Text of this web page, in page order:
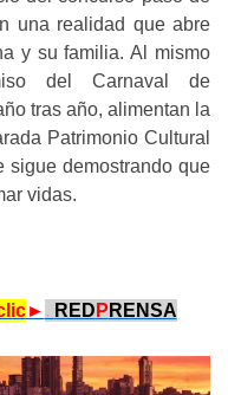
una realidad que abre
y su familia. Al mismo
del Carnaval de
tras año, alimentan la
Patrimonio Cultural
sigue demostrando que
vidas.
► RED P RENSA